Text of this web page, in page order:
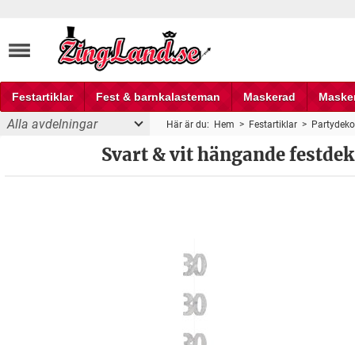
Festartiklar Fest & barnkalasteman Maskerad
Fest och partyprylar
Alla avdelningar Här är du: Hem > Festartiklar >
Svart & vit hängande